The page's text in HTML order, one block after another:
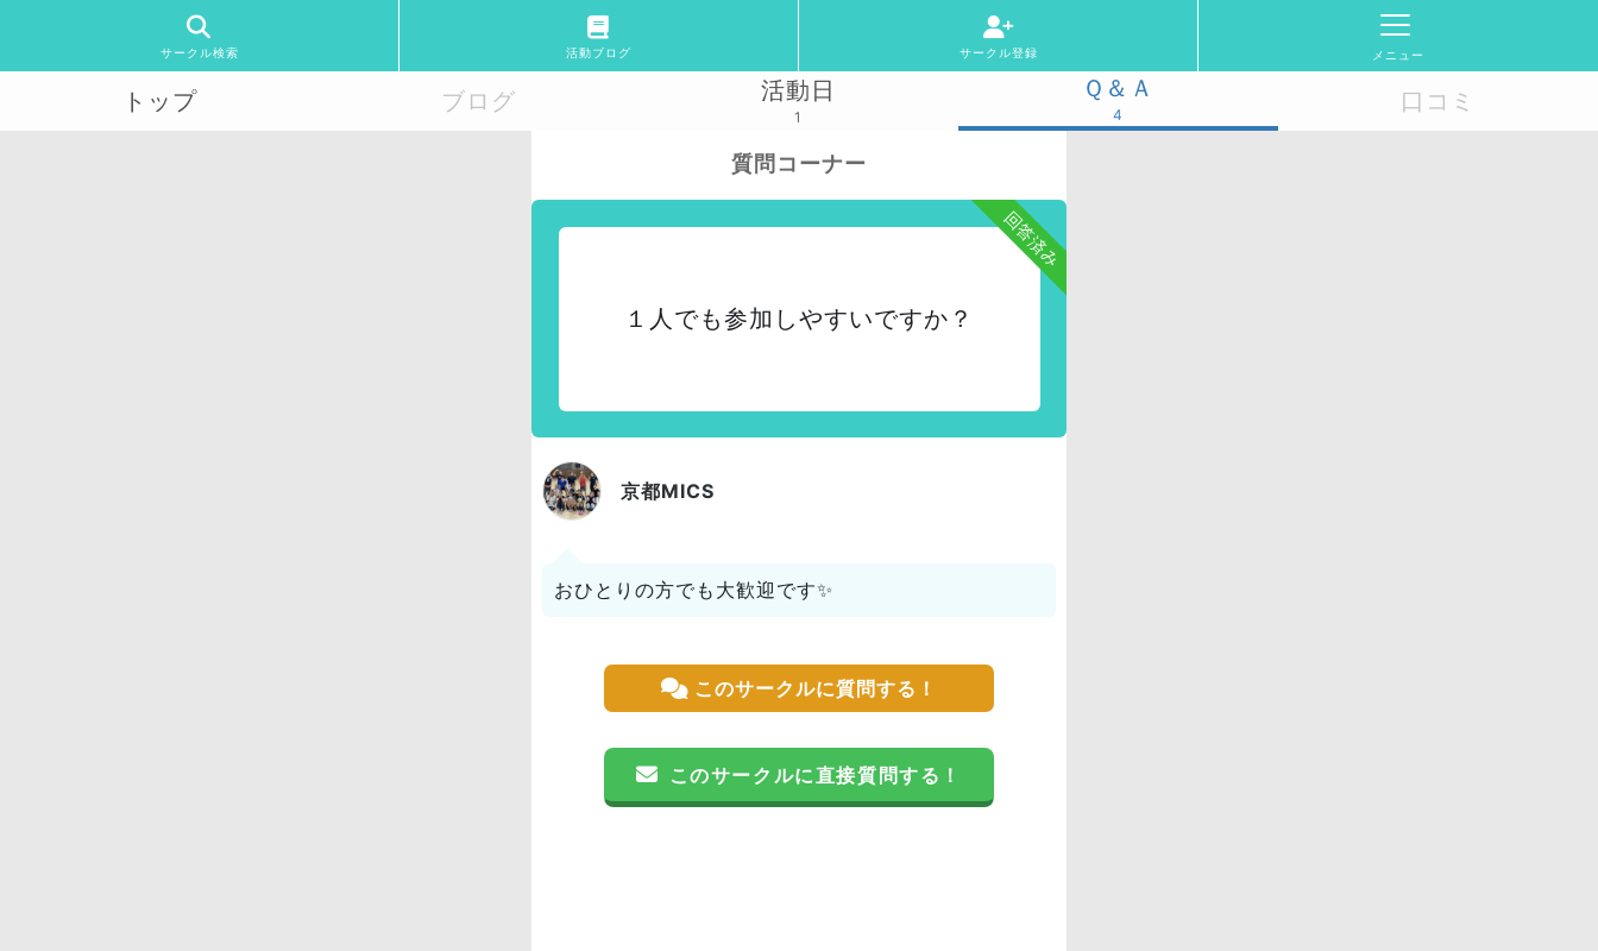
サークル検索 活動ブログ サークル登録 メニュー
トップ ブログ 活動日
1
Ｑ＆Ａ
4 口コミ
質問コーナー
回答済み
１人でも参加しやすいですか？
京都MICS
おひとりの方でも大歓迎です✨
このサークルに質問する！
このサークルに直接質問する！